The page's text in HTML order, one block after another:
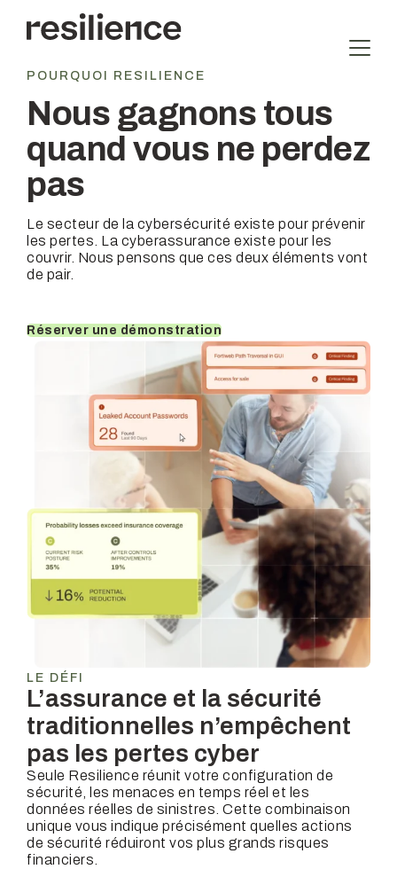
contenu
POURQUOI RESILIENCE
Nous gagnons tous
quand vous ne perdez
pas
Le secteur de la cybersécurité existe pour prévenir
les pertes. La cyberassurance existe pour les
couvrir. Nous pensons que ces deux éléments vont
de pair.
Réserver une démonstration
LE DÉFI
L’assurance et la sécurité
traditionnelles n’empêchent
pas les pertes cyber
Seule Resilience réunit votre configuration de
sécurité, les menaces en temps réel et les
données réelles de sinistres. Cette combinaison
unique vous indique précisément quelles actions
de sécurité réduiront vos plus grands risques
financiers.